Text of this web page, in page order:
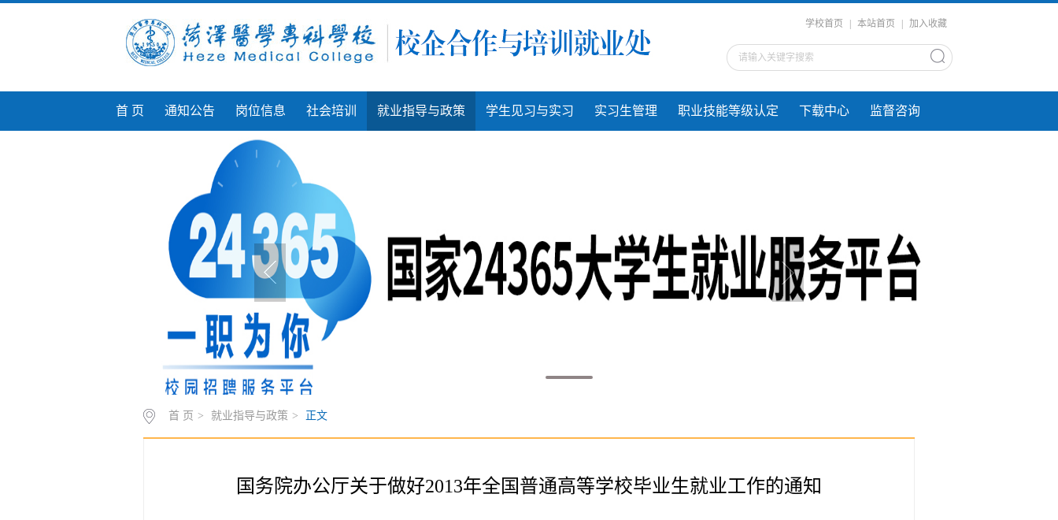
学校首页 本站首页 加入收藏
首 页 通知公告 岗位信息 社会培训 就业指导与政策 学生见习与实习 实习生管理 职业技能等级认定 下载中心 监督咨询
首 页 > 就业指导与政策 > 正文
国务院办公厅关于做好2013年全国普通高等学校毕业生就业工作的通知